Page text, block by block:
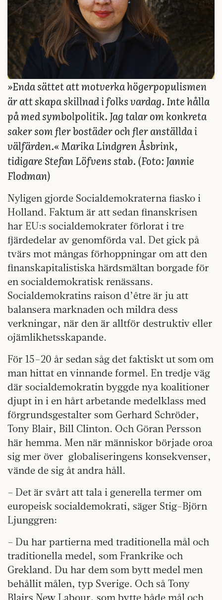
»Enda sättet att motverka högerpopulismen
är att skapa skillnad i folks vardag. Inte hålla
på med symbolpolitik. Jag talar om konkreta
saker som fler bostäder och fler anställda i
välfärden.«Marika Lindgren Åsbrink,
tidigare Stefan Löfvens stab. (Foto:Jannie
Flodman)
Nyligen gjorde Socialdemokraterna fiasko i
Holland. Faktum är att sedan finanskrisen
har EU:s socialdemokrater förlorat i tre
fjärdedelar av genomförda val. Det gick på
tvärs mot mångas förhoppningar om att den
finanskapitalistiska härdsmältan borgade för
en socialdemokratisk renässans.
Socialdemokratins raison d’être är ju att
balansera marknaden och mildra dess
verkningar, när den är alltför destruktiv eller
ojämlikhetsskapande.
För 15–20 år sedan såg det faktiskt ut som om
man hittat en vinnande formel. En tredje väg
där socialdemokratin byggde nya koalitioner
djupt in i en hårt arbetande medelklass med
förgrundsgestalter som Gerhard Schröder,
Tony Blair, Bill Clinton. Och Göran Persson
här hemma. Men när människor började oroa
sig mer över globaliseringens konsekvenser,
vände de sig åt andra håll.
– Det är svårt att tala i generella termer om
europeisk socialdemokrati, säger Stig-Björn
Ljunggren:
– Du har partierna med traditionella mål och
traditionella medel, som Frankrike och
Grekland. Du har dem som bytt medel men
behållit målen, typ Sverige. Och så Tony
Blairs New Labour, som bytte både mål och